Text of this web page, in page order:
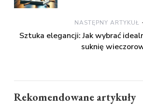
NASTĘPNY ARTYKUŁ
Sztuka elegancji: Jak wybrać
suknię
Rekomendowane artykuły